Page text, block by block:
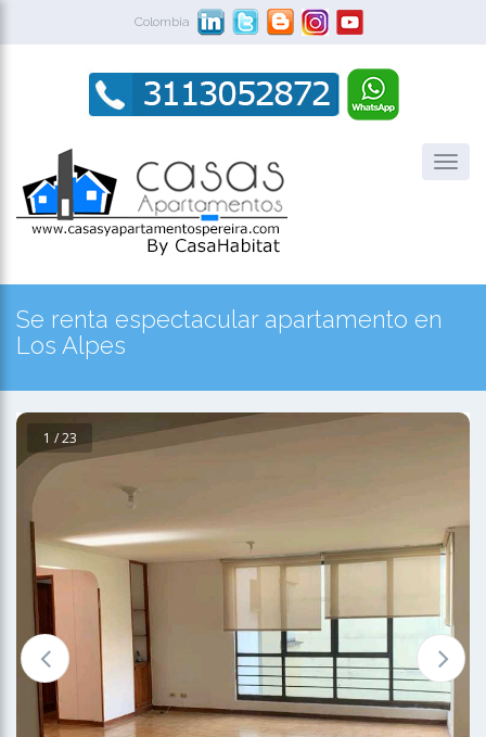
Colombia
Se renta espectacular apartamento en
Los Alpes
1 / 23